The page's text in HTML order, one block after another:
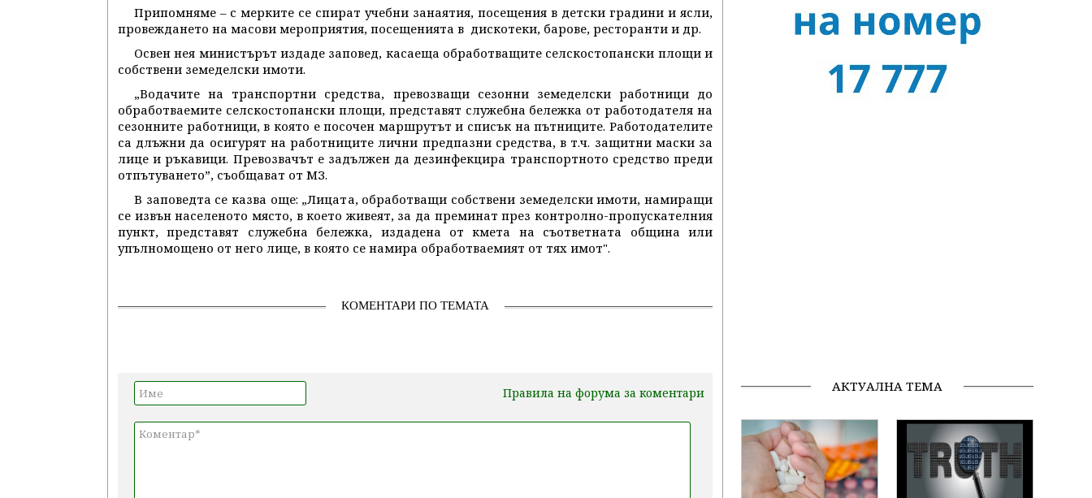
Припомняме – с мерките се спират учебни занаятия, посещения в детски градини и ясли,
провеждането на масови мероприятия, посещенията в дискотеки, барове, ресторанти и др.
Освен нея министърът издаде заповед, касаеща обработващите селскостопански площи и
собствени земеделски имоти.
„Водачите на транспортни средства, превозващи сезонни земеделски работници до
обработваемите селскостопански площи, представят служебна бележка от работодателя на
сезонните работници, в която е посочен маршрутът и списък на пътниците. Работодателите
са длъжни да осигурят на работниците лични предпазни средства, в т.ч. защитни маски за
лице и ръкавици. Превозвачът е задължен да дезинфекцира транспортното средство преди
отпътуването”, съобщават от МЗ.
В заповедта се казва още: „Лицата, обработващи собствени земеделски имоти, намиращи
се извън населеното място, в което живеят, за да преминат през контролно-пропускателния
пункт, представят служебна бележка, издадена от кмета на съответната община или
упълномощено от него лице, в която се намира обработваемият от тях имот".
КОМЕНТАРИ ПО ТЕМАТА
Правила на форума за коментари АКТУАЛНА ТЕМА